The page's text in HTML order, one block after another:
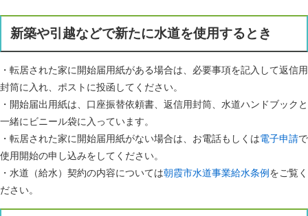
新築や引越などで新たに水道を使用するとき
・転居された家に開始届用紙がある場合は、必要事項を記入して返信用
封筒に入れ、ポストに投函してください。
・開始届出用紙は、口座振替依頼書、返信用封筒、水道ハンドブックと
一緒にビニール袋に入っています。
・転居された家に開始届用紙がない場合は、お電話もしくは電子申請で
使用開始の申し込みをしてください。
・水道（給水）契約の内容については朝霞市水道事業給水条例 をご覧く
ださい。